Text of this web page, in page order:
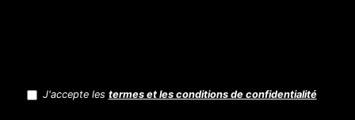
RGPD(Nécessaire)
J'accepte les termes et les conditions de confidentialité